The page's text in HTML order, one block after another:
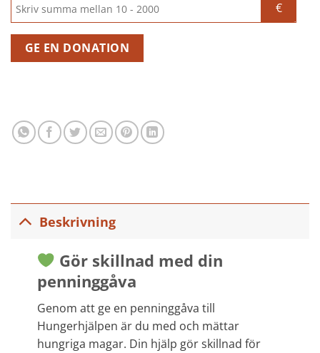
GE EN DONATION
Beskrivning
Gör skillnad med din
penninggåva
Genom att ge en penninggåva till
Hungerhjälpen är du med och mättar
hungriga magar. Din hjälp gör skillnad för